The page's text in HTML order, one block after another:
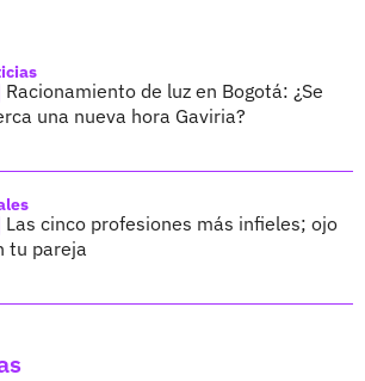
Racionamiento de luz en Bogotá: ¿Se
una nueva hora Gaviria?
Las cinco profesiones más infieles; ojo
tu pareja